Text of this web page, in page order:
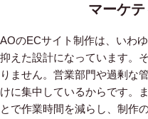
マーケ
AOのECサイト制作は、いわ
抑えた設計になっています。
りません。営業部門や過剰な
けに集中しているからです。
とで作業時間を減らし、制作